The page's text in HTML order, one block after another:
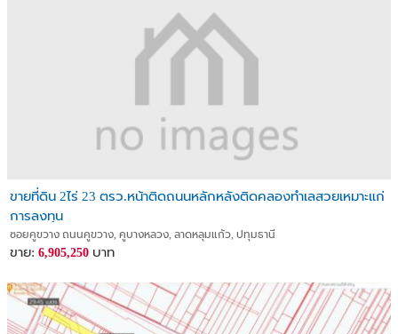
ขายที่ดิน 2ไร่ 23 ตรว.หน้าติดถนนหลักหลังติดคลองทำเลสวยเหมาะแก่
การลงทุน
ซอยคูขวาง ถนนคูขวาง, คูบางหลวง, ลาดหลุมแก้ว, ปทุมธานี
ขาย: 6,905,250 บาท